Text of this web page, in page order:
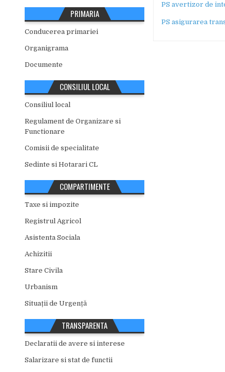
PS avertizor de
PS asigurarea
PRIMARIA
Conducerea primariei
Organigrama
Documente
CONSILIUL LOCAL
Consiliul local
Regulament de Organizare si
Functionare
Comisii de specialitate
Sedinte si Hotarari CL
COMPARTIMENTE
Taxe si impozite
Registrul Agricol
Asistenta Sociala
Achizitii
Stare Civila
Urbanism
Situații de Urgență
TRANSPARENTA
Declaratii de avere si interese
Salarizare si stat de functii